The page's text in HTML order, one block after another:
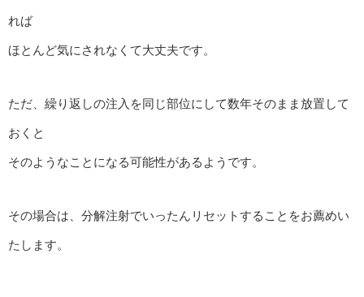
れば
ほとんど気にされなくて大丈夫です。
ただ、繰り返しの注入を同じ部位にして数年そのまま放置して
おくと
そのようなことになる可能性があるようです。
その場合は、分解注射でいったんリセットすることをお薦めい
たします。